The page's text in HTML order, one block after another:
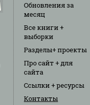
Обновленияза
месяц
Все книги+
выборки
Разделы+ проекты
Про сайт + для
сайта
Ссылки+ ресурсы
Контакты